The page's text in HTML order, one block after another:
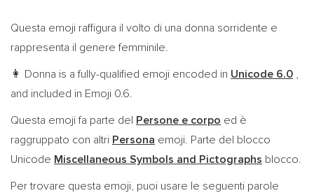
Questa emoji raffigura il volto di una donna sorridente e
rappresenta il genere femminile.
👩 Donna is a fully-qualified emoji encoded in Unicode 6.0 ,
and included in Emoji 0.6.
Questa emoji fa parte del Persone e corpo ed è
raggruppato con altri Persona emoji. Parte del blocco
Unicode Miscellaneous Symbols and Pictographs blocco.
Per trovare questa emoji, puoi usare le seguenti parole